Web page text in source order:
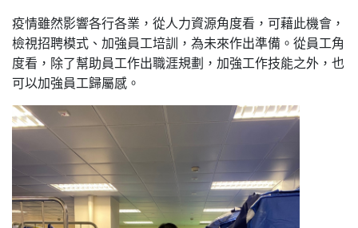
疫情雖然影響各行各業，從人力資源角度看，可藉此機會，
檢視招聘模式、加強員工培訓，為未來作出準備。從員工角
度看，除了幫助員工作出職涯規劃，加強工作技能之外，也
可以加強員工歸屬感。